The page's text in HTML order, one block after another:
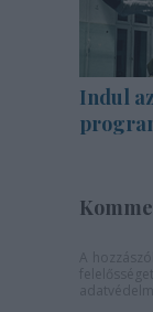
Indul